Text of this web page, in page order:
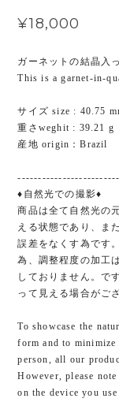
¥18,000
ガーネットの結晶入
This is a garnet-in-
サイズ size : 40.75
重さweghit : 39.21 g
産地 origin：Brazil
♦︎自然光での撮影♦︎
商品は全て自然光の
える状態であり、ま
誤差をなくす為です
為、調整程度の加工
しておりません。で
って見える場合がご
To showcase the
form and to minimize
person, all our
However, please
on the device you